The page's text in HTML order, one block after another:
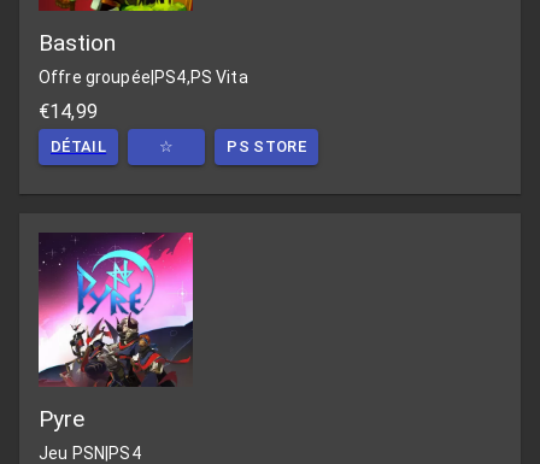
Bastion
Offre groupée PS4,PS Vita
€14,99
DÉTAIL ☆ PS STORE
Pyre
Jeu PSN|PS4